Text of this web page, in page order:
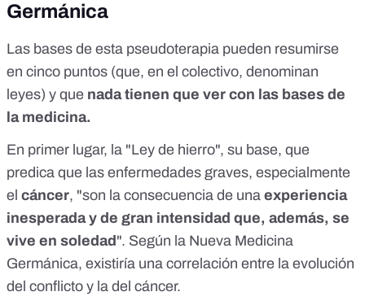
Germánica
Las bases de esta pseudoterapia pueden resumirse
en cinco puntos (que, en el colectivo, denominan
leyes) y que nada tienen que ver con las bases de
la medicina.
En primer lugar, la "Ley de hierro", su base, que
predica que las enfermedades graves, especialmente
el cáncer, "son la consecuencia de una experiencia
inesperada y de gran intensidad que, además, se
vive en soledad ". Según la Nueva Medicina
Germánica, existiría una correlación entre la evolución
del conflicto y la del cáncer.